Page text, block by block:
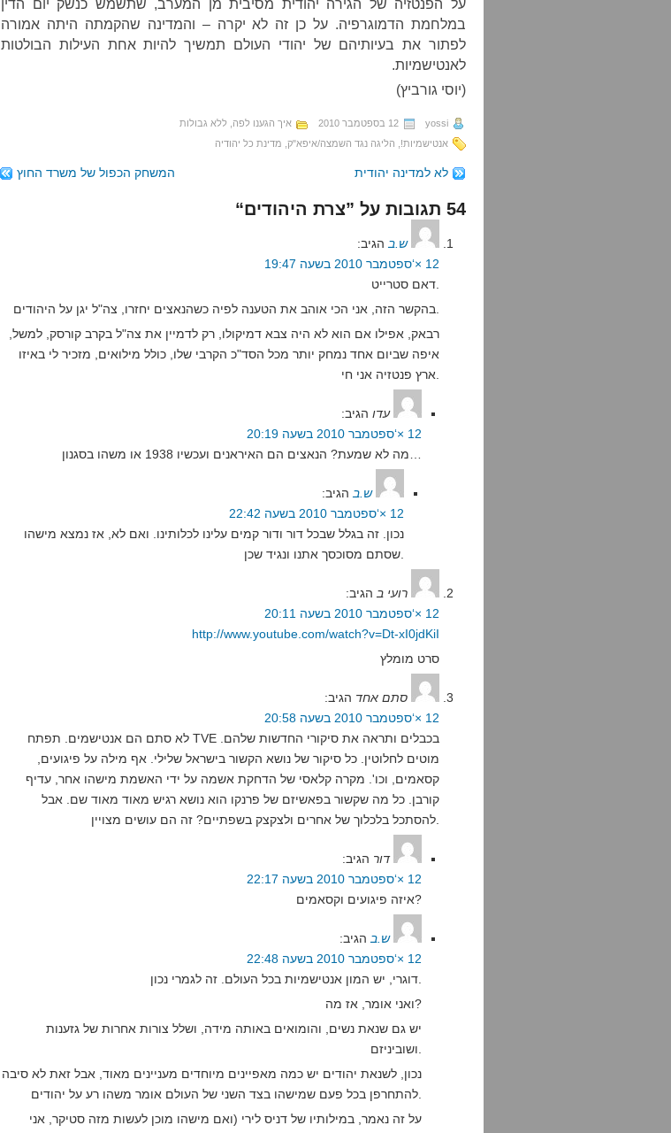
על הפנטזיה של הגירה יהודית מסיבית מן המערב, שתשמש כנשק יום הדין
במלחמת הדמוגרפיה. על כן זה לא יקרה – והמדינה שהקמתה היתה אמורה
לפתור את בעיותיהם של יהודי העולם תמשיך להיות אחת העילות הבולטות
לאנטישמיות.
(יוסי גורביץ)
yossi 12 בספטמבר 2010 איך הגענו לפה ללא גבולות
אנטישמיות!
הליגה נגד השמצה/איפא"ק מדינת כל יהודיה
לא למדינה יהודית המשחק הכפול של משרד החוץ
54 תגובות על ”צרת היהודים“
ש.ב הגיב:
12 ×‘ספטמבר 2010 בשעה 19:47
רבאק, אפילו אם הוא לא היה צבא דמיקולו, רק לדמיין את צה"ל בקרב קורסק, למשל,
איפה שביום אחד נמחק יותר מכל הסד"כ הקרבי שלו, כולל מילואים, מזכיר לי באיזו
עדו הגיב:
12 ×‘ספטמבר 2010 בשעה 20:19
ש.ב הגיב:
12 ×‘ספטמבר 2010 בשעה 22:42
נכון. זה בגלל שבכל דור ודור קמים עלינו לכלותינו. ואם לא, אז נמצא מישהו
רועי ב הגיב:
12 ×‘ספטמבר 2010 בשעה 20:11
http://www.youtube.com/watch?v=Dt-xI0jdKiI
סרט מומלץ
סתם אחד הגיב:
12 ×‘ספטמבר 2010 בשעה 20:58
לא סתם הם אנטישמים. תפתח TVE בכבלים ותראה את סיקורי החדשות שלהם.
מוטים לחלוטין. כל סיקור של נושא הקשור בישראל שלילי. אף מילה על פיגועים,
קסאמים, וכו'. מקרה קלאסי של הדחקת אשמה על ידי האשמת מישהו אחר, עדיף
קורבן. כל מה שקשור בפאשיזם של פרנקו הוא נושא רגיש מאוד מאוד שם. אבל
דור הגיב:
12 ×‘ספטמבר 2010 בשעה 22:17
איזה פיגועים וקסאמים?
ש.ב הגיב:
12 ×‘ספטמבר 2010 בשעה 22:48
ואני אומר, אז מה?
יש גם שנאת נשים, והומואים באותה מידה, ושלל צורות אחרות של גזענות
נכון, לשנאת יהודים יש כמה מאפיינים מיוחדים מעניינים מאוד, אבל זאת לא סיבה
על זה נאמר, במילותיו של דניס לירי (ואם מישהו מוכן לעשות מזה סטיקר, אני